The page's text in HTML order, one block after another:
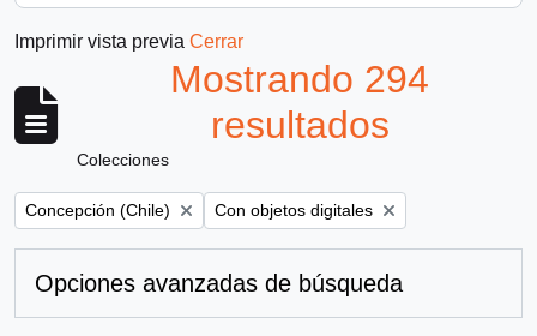
Imprimir vista previa Cerrar
Mostrando 294
resultados
Colecciones
Remove filter:
Concepción (Chile) Remove filter:
Con objetos digitales
Opciones avanzadas de búsqueda